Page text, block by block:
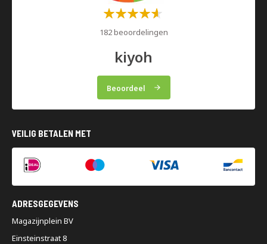
Waardering:
182 beoordelingen
kiyoh
Beoordeel
VEILIG BETALEN MET
ADRESGEGEVENS
Magazijnplein BV
Einsteinstraat 8